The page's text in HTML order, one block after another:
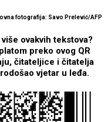
fotografija: Savo Prelević/AFP
ovakvih tekstova?
preko ovog QR
čitateljice i čitatelja
vjetar u leđa.